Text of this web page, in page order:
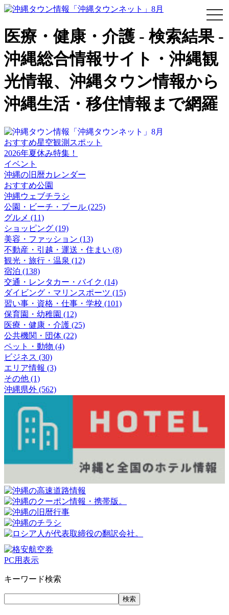
医療・健康・介護 - 検索結果 -
沖縄総合情報サイト・沖縄観
光情報、沖縄タウン情報から
沖縄生活・移住情報まで網羅
おすすめ星空観測スポット
2026年夏休み特集！
イベント
沖縄の旧暦カレンダー
おすすめ公園
沖縄ウェブチラシ
公園・ビーチ・プール (225)
グルメ (11)
ショッピング (19)
美容・ファッション (13)
不動産・引越・運送・住まい (8)
観光・旅行・温泉 (12)
宿泊 (138)
交通・レンタカー・バイク (14)
ダイビング・マリンスポーツ (15)
習い事・資格・仕事・学校 (101)
保育園・幼稚園 (12)
医療・健康・介護 (25)
公共機関・団体 (22)
ペット・動物 (4)
ビジネス (30)
エリア情報 (3)
その他 (1)
沖縄県外 (562)
PC用表示
キーワード検索